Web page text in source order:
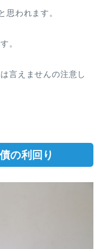
思われます。
。
言えませんの注意し
の利回り